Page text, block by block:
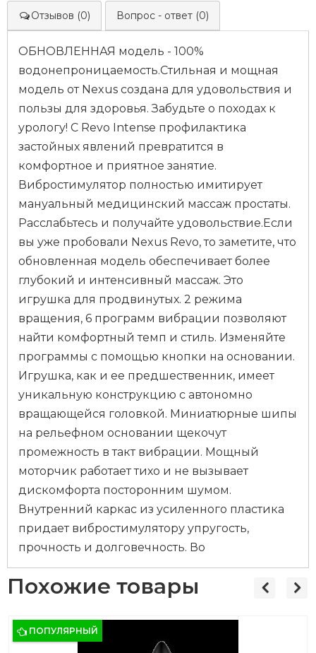
Отзывов (0) Вопрос - ответ (0)
ОБНОВЛЕННАЯ модель - 100%
водонепроницаемость.Стильная и мощная
модель от Nexus создана для удовольствия и
пользы для здоровья. Забудьте о походах к
урологу! С Revo Intense профилактика
застойных явлений превратится в
комфортное и приятное занятие.
Вибростимулятор полностью имитирует
мануальный медицинский массаж простаты.
Расслабьтесь и получайте удовольствие.Если
вы уже пробовали Nexus Revo, то заметите, что
обновленная модель обеспечивает более
глубокий и интенсивный массаж. Это
игрушка для продвинутых. 2 режима
вращения, 6 программ вибрации позволяют
найти комфортный темп и стиль. Изменяйте
программы с помощью кнопки на основании.
Игрушка, как и ее предшественник, имеет
уникальную конструкцию с автономно
вращающейся головкой. Миниатюрные шипы
на рельефном основании щекочут
промежность в такт вибрации. Мощный
моторчик работает тихо и не вызывает
дискомфорта посторонним шумом.
Внутренний каркас из усиленного пластика
придает вибростимулятору упругость,
прочность и долговечность. Во
Похожие товары
ПОПУЛЯРНЫЙ